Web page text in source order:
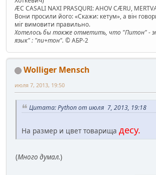
ÆC CASALI NAXI PRASQURI: AHOV CÆRU,
Вони просили його: «Скажи: кетум», а він
міг вимовити правильно.
Хотелось бы также отметить, что "Питон" -
язык" : "пи+тон". © АБР-2
Wolliger Mensch
июля 7, 2013, 19:50
Цитата: Python от июля 7, 2013, 19:18
На размер и цвет товарища десу.
(Много думал.)